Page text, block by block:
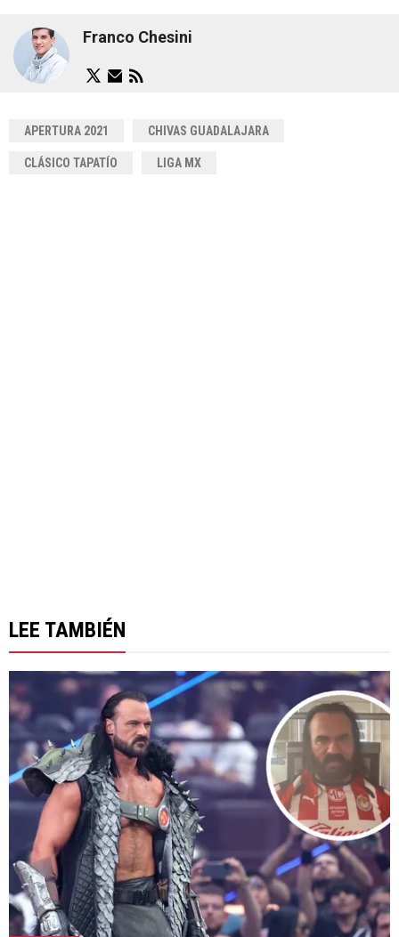
Franco Chesini
APERTURA 2021 CHIVAS GUADALAJARA
CLÁSICO TAPATÍO LIGA MX
LEE TAMBIÉN